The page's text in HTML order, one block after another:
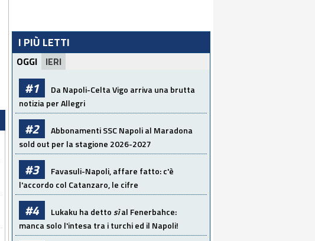
I PIÙ LETTI
OGGI IERI
#1
Da Napoli-Celta Vigo arriva una brutta
notizia per Allegri
#2
Abbonamenti SSC Napoli al Maradona
sold out per la stagione 2026-2027
#3
Favasuli-Napoli, affare fatto: c'è
l'accordo col Catanzaro, le cifre
#4 Lukaku ha dettosìal Fenerbahce:
manca solo l'intesa tra i turchi ed il Napoli!